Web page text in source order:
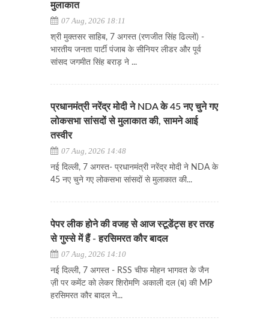
मुलाकात
07 Aug, 2026 18:11
श्री मुक्तसर साहिब, 7 अगस्त (रणजीत सिंह ढिल्लों) -
भारतीय जनता पार्टी पंजाब के सीनियर लीडर और पूर्व
सांसद जगमीत सिंह बराड़ ने ...
प्रधानमंत्री नरेंद्र मोदी ने NDA के 45 नए चुने गए
लोकसभा सांसदों से मुलाकात की, सामने आई
तस्वीर
07 Aug, 2026 14:48
नई दिल्ली, 7 अगस्त- प्रधानमंत्री नरेंद्र मोदी ने NDA के
45 नए चुने गए लोकसभा सांसदों से मुलाकात की...
पेपर लीक होने की वजह से आज स्टूडेंट्स हर तरह
से गुस्से में हैं - हरसिमरत कौर बादल
07 Aug, 2026 14:10
नई दिल्ली, 7 अगस्त - RSS चीफ मोहन भागवत के जैन
ज़ी पर कमेंट को लेकर शिरोमणि अकाली दल (ब) की MP
हरसिमरत कौर बादल ने...